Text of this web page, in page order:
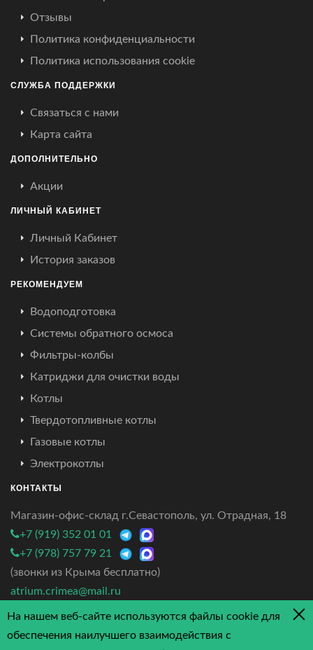
Отзывы
Политика конфиденциальности
Политика использования cookie
СЛУЖБА ПОДДЕРЖКИ
Связаться с нами
Карта сайта
ДОПОЛНИТЕЛЬНО
Акции
ЛИЧНЫЙ КАБИНЕТ
Личный Кабинет
История заказов
РЕКОМЕНДУЕМ
Водоподготовка
Системы обратного осмоса
Фильтры-колбы
Катриджи для очистки воды
Котлы
Твердотопливные котлы
Газовые котлы
Электрокотлы
КОНТАКТЫ
Магазин-офис-склад г.Севастополь, ул. Отрадная, 18
+7 (919) 352 01 01
+7 (978) 757 79 21
(звонки из Крыма бесплатно)
atrium.crimea@mail.ru
4.7/5 - 3 отзыва
На нашем веб-сайте используются файлы cookie для
обеспечения наилучшего взаимодействия с